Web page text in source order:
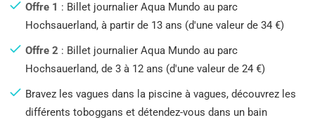
Offre 1 : Billet journalier Aqua Mundo au parc
Hochsauerland, à partir de 13 ans (d'une valeur de 34 €)
Offre 2 : Billet journalier Aqua Mundo au parc
Hochsauerland, de 3 à 12 ans (d'une valeur de 24 €)
Bravez les vagues dans la piscine à vagues, découvrez les
différents toboggans et détendez-vous dans un bain